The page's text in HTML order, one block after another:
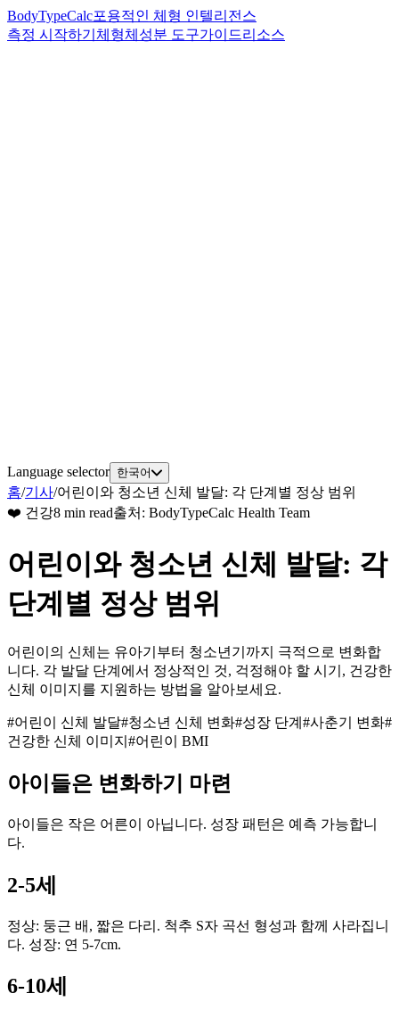
BodyTypeCalc포용적인 체형 인텔리전스
측정 시작하기 체형체성분 도구가이드리소스
Language selector 한국어
홈/기사/어린이와 청소년 신체 발달: 각 단계별 정상 범위
❤️ 건강8 min read출처 : BodyTypeCalc Health Team
어린이와 청소년 신체 발달: 각
단계별 정상 범위
어린이의 신체는 유아기부터 청소년기까지 극적으로 변화합
니다. 각 발달 단계에서 정상적인 것, 걱정해야 할 시기, 건강한
신체 이미지를 지원하는 방법을 알아보세요.
#어린이 신체 발달#청소년 신체 변화#성장 단계 #사춘기 변화#
건강한 신체 이미지 #어린이 BMI
아이들은 변화하기 마련
아이들은 작은 어른이 아닙니다. 성장 패턴은 예측 가능합니
다.
2-5세
정상: 둥근 배, 짧은 다리. 척추 S자 곡선 형성과 함께 사라집니
다. 성장: 연 5-7cm.
6-10세